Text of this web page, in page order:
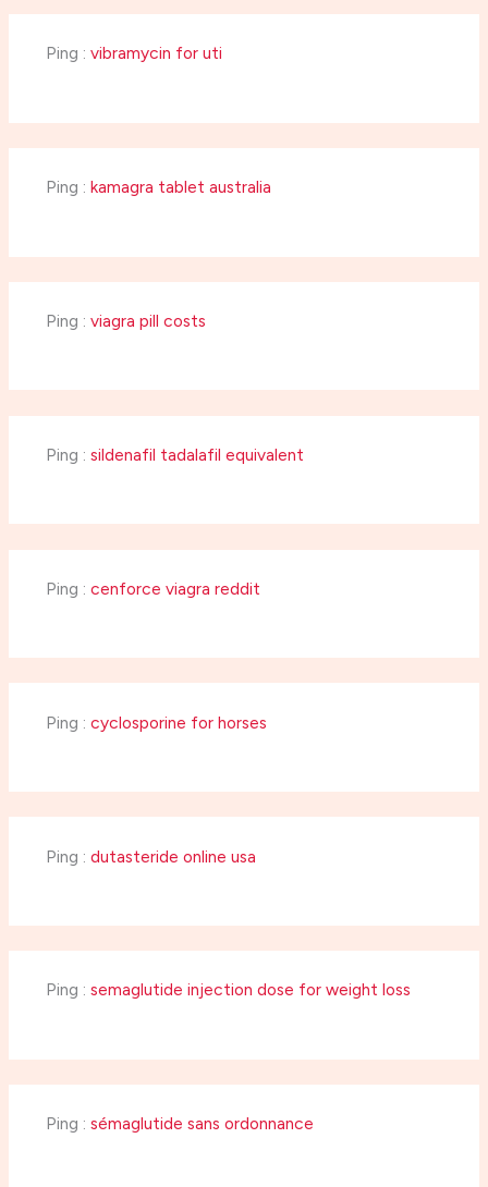
Ping : vibramycin for uti
Ping : kamagra tablet australia
Ping : viagra pill costs
Ping : sildenafil tadalafil equivalent
Ping : cenforce viagra reddit
Ping : cyclosporine for horses
Ping : dutasteride online usa
Ping : semaglutide injection dose for weight loss
Ping : sémaglutide sans ordonnance